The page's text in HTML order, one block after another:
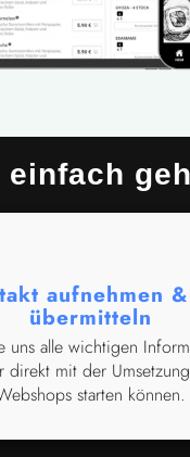
einfach
aufnehmen
übermitteln
uns alle wichtigen
direkt mit der
starten können.